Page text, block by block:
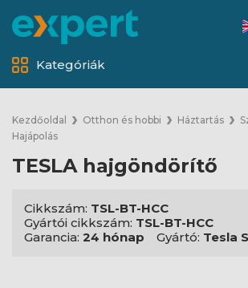
Kategóriák
Kezdőoldal Otthon és hobbi Háztartás
Hajápolás
TESLA hajgöndörítő
Cikkszám: TSL-BT-HCC
Gyártói cikkszám: TSL-BT-HCC
Garancia: 24 hónap Gyártó: Tesla